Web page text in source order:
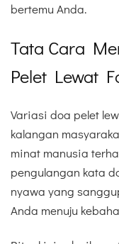
bertemu Anda.
Tata Cara
Pelet Lewat
Variasi doa pelet
kalangan
minat manusia
pengulangan kata
nyawa yang
Anda menuju